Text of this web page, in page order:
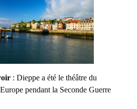
: Dieppe a été le théâtre du
pendant la Seconde Guerre